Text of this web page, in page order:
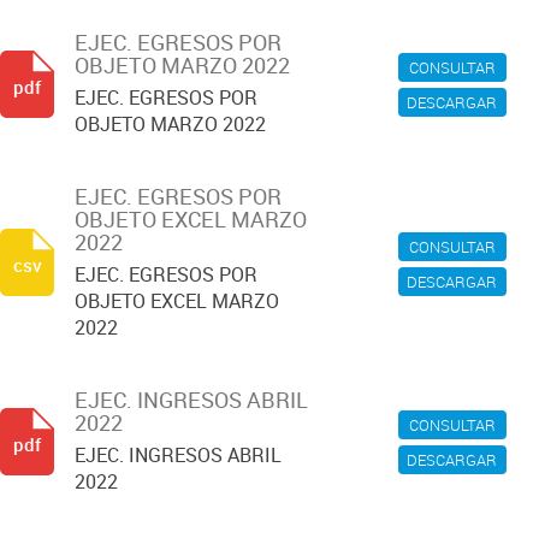
CONSULTAR
DESCARGAR
EJEC. EGRESOS POR
OBJETO MARZO 2022
EJEC. EGRESOS POR
OBJETO MARZO 2022
pdf
CONSULTAR
DESCARGAR
EJEC. EGRESOS POR
OBJETO EXCEL MARZO
2022
EJEC. EGRESOS POR
OBJETO EXCEL MARZO
2022
csv
CONSULTAR
DESCARGAR
EJEC. INGRESOS ABRIL
2022
EJEC. INGRESOS ABRIL
2022
pdf